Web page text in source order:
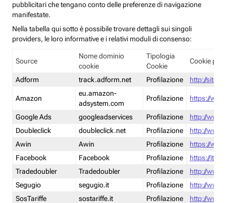
pubblicitari che tengano conto delle preferenze di navigazione
manifestate.
Nella tabella qui sotto è possibile trovare dettagli sui singoli
providers, le loro informative e i relativi moduli di consenso:
Source
Nome dominio
cookie
Tipologia
Cookie
Cookie
Adform track.adform.net Profilazione http://
Amazon
eu.amazon-
adsystem.com
Profilazione https://
Google Ads googleadservices Profilazione
http://
Doubleclick
doubleclick.net Profilazione
http://
Awin
Awin Profilazione
https://
Facebook
Facebook Profilazione
https://it-
Tradedoubler
Tradedoubler Profilazione
http://
Segugio
segugio.it Profilazione
http://
SosTariffe
sostariffe.it Profilazione
http://